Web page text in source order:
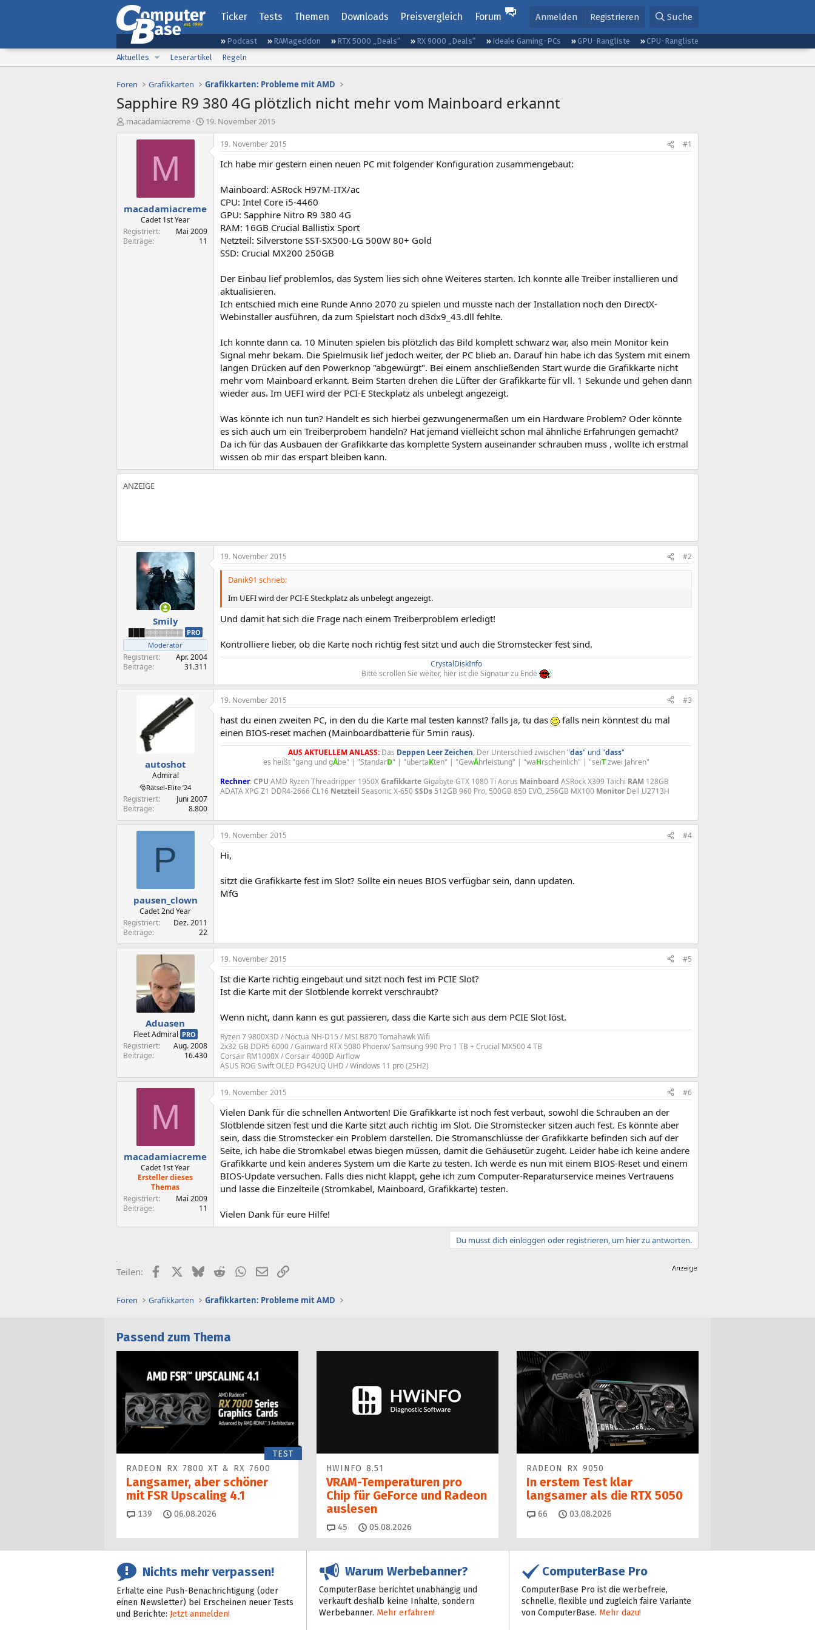
Ticker Tests Themen Downloads Preisvergleich Forum Anmelden Registrieren Suche
Podcast RAMageddon RTX 5000 „Deals“ RX 9000 „Deals“ Ideale Gaming-PCs GPU-Rangliste
CPU-Rangliste
Aktuelles
Leserartikel Regeln
Foren Grafikkarten Grafikkarten: Probleme mit AMD
Sapphire R9 380 4G plötzlich nicht mehr vom Mainboard erkannt
E
r
macadamiacreme
E
a
19. November 2015
M
macadamiacreme
Cadet 1st Year
Registriert
Mai 2009
Beiträge
11
19. November 2015 #1
Ich habe mir gestern einen neuen PC mit folgender Konfiguration zusammengebaut:
Mainboard: ASRock H97M-ITX/ac
CPU: Intel Core i5-4460
GPU: Sapphire Nitro R9 380 4G
RAM: 16GB Crucial Ballistix Sport
Netzteil: Silverstone SST-SX500-LG 500W 80+ Gold
SSD: Crucial MX200 250GB
Der Einbau lief problemlos, das System lies sich ohne Weiteres starten. Ich konnte alle Treiber installieren und
aktualisieren.
Ich entschied mich eine Runde Anno 2070 zu spielen und musste nach der Installation noch den DirectX-
Webinstaller ausführen, da zum Spielstart noch d3dx9_43.dll fehlte.
Ich konnte dann ca. 10 Minuten spielen bis plötzlich das Bild komplett schwarz war, also mein Monitor kein
Signal mehr bekam. Die Spielmusik lief jedoch weiter, der PC blieb an. Darauf hin habe ich das System mit einem
langen Drücken auf den Powerknop "abgewürgt". Bei einem anschließenden Start wurde die Grafikkarte nicht
mehr vom Mainboard erkannt. Beim Starten drehen die Lüfter der Grafikkarte für vll. 1 Sekunde und gehen dann
wieder aus. Im UEFI wird der PCI-E Steckplatz als unbelegt angezeigt.
Was könnte ich nun tun? Handelt es sich hierbei gezwungenermaßen um ein Hardware Problem? Oder könnte
es sich auch um ein Treiberprobem handeln? Hat jemand vielleicht schon mal ähnliche Erfahrungen gemacht?
Da ich für das Ausbauen der Grafikkarte das komplette System auseinander schrauben muss , wollte ich erstmal
wissen ob mir das erspart bleiben kann.
Smily
███▒▒▒▒▒▒▒ PRO
Moderator
Registriert
Apr. 2004
Beiträge
31.311
19. November 2015 #2
Danik91 schrieb:
Im UEFI wird der PCI-E Steckplatz als unbelegt angezeigt.
Und damit hat sich die Frage nach einem Treiberproblem erledigt!
Kontrolliere lieber, ob die Karte noch richtig fest sitzt und auch die Stromstecker fest sind.
CrystalDiskInfo
Bitte scrollen Sie weiter, hier ist die Signatur zu Ende
autoshot
Admiral
🎅Rätsel-Elite ’24
Registriert
Juni 2007
Beiträge
8.800
19. November 2015 #3
hast du einen zweiten PC, in den du die Karte mal testen kannst? falls ja, tu das
falls nein könntest du mal
einen BIOS-reset machen (Mainboardbatterie für 5min raus).
AUS AKTUELLEM ANLASS:Das Deppen LeerZeichen, Der Unterschied zwischen"das" und "dass"
es heißt "gang und gÄbe" | "StandarD" | "übertaKten" | "GewÄhrleistung" | "waHrscheinlich" | "seiTzwei Jahren"​
Rechner:CPU AMD Ryzen Threadripper 1950XGrafikkarteGigabyte GTX 1080 Ti Aorus Mainboard ASRock X399 Taichi RAM 128GB
ADATA XPG Z1 DDR4-2666 CL16 Netzteil Seasonic X-650SSDs 512GB 960 Pro, 500GB 850 EVO, 256GB MX100 Monitor Dell U2713H
P
pausen_clown
Cadet 2nd Year
Registriert
Dez. 2011
Beiträge
22
19. November 2015 #4
Hi,
sitzt die Grafikkarte fest im Slot? Sollte ein neues BIOS verfügbar sein, dann updaten.
MfG
Aduasen
Fleet Admiral PRO
Registriert
Aug. 2008
Beiträge
16.430
19. November 2015 #5
Ist die Karte richtig eingebaut und sitzt noch fest im PCIE Slot?
Ist die Karte mit der Slotblende korrekt verschraubt?
Wenn nicht, dann kann es gut passieren, dass die Karte sich aus dem PCIE Slot löst.
Ryzen 7 9800X3D / Noctua NH-D15 / MSI B870 Tomahawk Wifi
2x32 GB DDR5 6000 / Gainward RTX 5080 Phoenx/ Samsung 990 Pro 1 TB + Crucial MX500 4 TB
Corsair RM1000X / Corsair 4000D Airflow
ASUS ROG Swift OLED PG42UQ UHD / Windows 11 pro (25H2)
M
macadamiacreme
Cadet 1st Year
Ersteller dieses
Themas
Registriert
Mai 2009
Beiträge
11
19. November 2015 #6
Vielen Dank für die schnellen Antworten! Die Grafikkarte ist noch fest verbaut, sowohl die Schrauben an der
Slotblende sitzen fest und die Karte sitzt auch richtig im Slot. Die Stromstecker sitzen auch fest. Es könnte aber
sein, dass die Stromstecker ein Problem darstellen. Die Stromanschlüsse der Grafikkarte befinden sich auf der
Seite, ich habe die Stromkabel etwas biegen müssen, damit die Gehäusetür zugeht. Leider habe ich keine andere
Grafikkarte und kein anderes System um die Karte zu testen. Ich werde es nun mit einem BIOS-Reset und einem
BIOS-Update versuchen. Falls dies nicht klappt, gehe ich zum Computer-Reparaturservice meines Vertrauens
und lasse die Einzelteile (Stromkabel, Mainboard, Grafikkarte) testen.
Vielen Dank für eure Hilfe!
Du musst dich einloggen oder registrieren, um hier zu antworten.
Teilen: FacebookX (Twitter)
BlueskyRedditWhatsApp
E-MailLink
Foren Grafikkarten Grafikkarten: Probleme mit AMD
Passend zum Thema
TEST
RADEON RX 7800 XT & RX 7600
Langsamer, aber schöner
mit FSR Upscaling 4.1
139 Kommentare
06.08.2026
HWINFO 8.51
VRAM-Temperaturen pro
Chip für GeForce und Radeon
auslesen
45 Kommentare
05.08.2026
RADEON RX 9050
In erstem Test klar
langsamer als die RTX 5050
66 Kommentare
03.08.2026
Nichts mehr verpassen!
Erhalte eine Push-Benachrichtigung (oder
einen Newsletter) bei Erscheinen neuer Tests
und Berichte: Jetzt anmelden!
Warum Werbebanner?
ComputerBase berichtet unabhängig und
verkauft deshalb keine Inhalte, sondern
Werbebanner. Mehr erfahren!
ComputerBase Pro
ComputerBase Pro ist die werbefreie,
schnelle, flexible und zugleich faire Variante
von ComputerBase. Mehr dazu!